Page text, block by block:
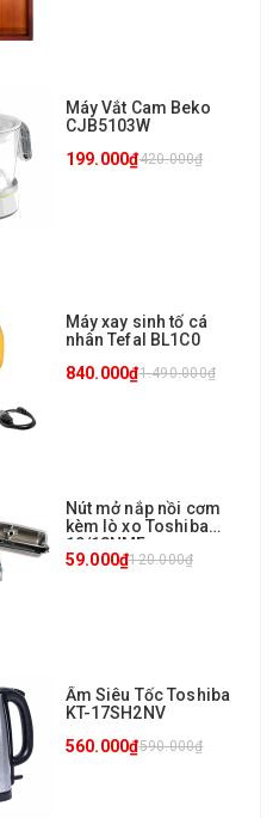
Máy Vắt Cam Beko
CJB5103W
420.000₫
199.000₫
Máy xay sinh tố cá
nhân Tefal BL1C0
1.490.000₫
840.000₫
Nút mở nắp nồi cơm
kèm lò xo Toshiba
10/18NMF
120.000₫
59.000₫
Ấm Siêu Tốc Toshiba
KT-17SH2NV
590.000₫
560.000₫